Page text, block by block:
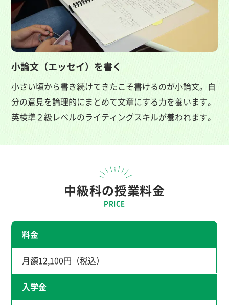
小論文（エッセイ）を書く
小さい頃から書き続けてきたこそ書けるのが小論文。自
分の意見を論理的にまとめて文章にする力を養います。
英検準２級レベルのライティングスキルが養われます。
中級科の授業料金
PRICE
料金
月額12,100円（税込）
入学金